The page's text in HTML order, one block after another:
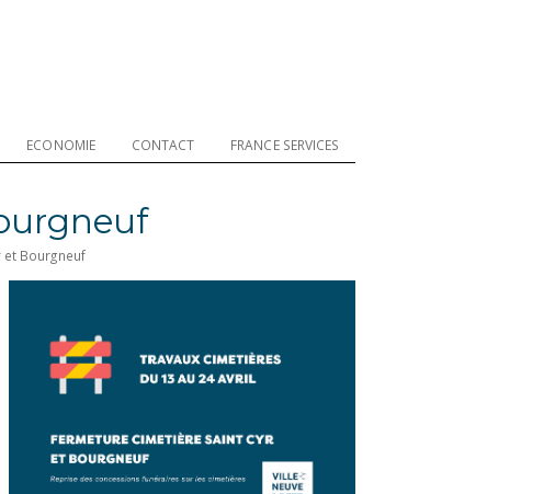
ECONOMIE CONTACT FRANCE SERVICES
et Bourgneuf